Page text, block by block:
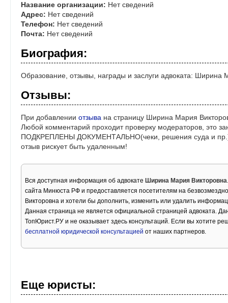
Название организации: Нет сведений
Адрес: Нет сведений
Телефон: Нет сведений
Почта: Нет сведений
Биография:
Образование, отзывы, награды и заслуги адвоката: Ширина
Отзывы:
При добавлении отзыва на страницу Ширина Мария
Любой комментарий проходит проверку модераторов, это
ПОДКРЕПЛЕНЫ ДОКУМЕНТАЛЬНО(чеки, решения суда и пр.)!
отзыв рискует быть удаленным!
Вся доступная информация об адвокате Ширина Мария Викторовна
сайта Минюста РФ и предоставляется посетителям на
Викторовна и хотели бы дополнить, изменить или удалить
Данная страница не является официальной страницей адвоката.
ТопЮрист.РУ и не оказывает здесь консультаций. Если вы хотите
бесплатной юридической консультацией от наших партнеров.
Еще юристы: